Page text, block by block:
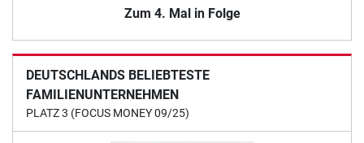
Zum 4. Mal in Folge
DEUTSCHLANDS BELIEBTESTE
FAMILIENUNTERNEHMEN
PLATZ 3 (FOCUS MONEY 09/25)